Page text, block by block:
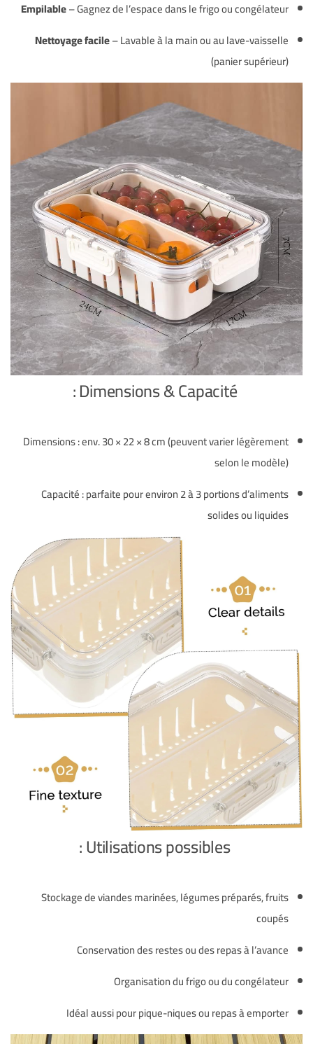
Empilable– Gagnez de l’espace dans le frigo ou congélateur
Nettoyage facile– Lavable à la main ou au lave-vaisselle
(panier supérieur)
Dimensions & Capacité :
Dimensions : env. 30 × 22 × 8 cm (peuvent varier légèrement
selon le modèle)
Capacité : parfaite pour environ 2 à 3 portions d’aliments
solides ou liquides
Utilisations possibles :
Stockage de viandes marinées, légumes préparés, fruits
coupés
Conservation des restes ou des repas à l’avance
Organisation du frigo ou du congélateur
Idéal aussi pour pique-niques ou repas à emporter